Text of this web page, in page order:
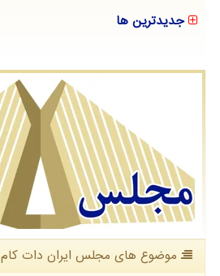
جدیدترین ها
موضوع های مجلس ایران دات كام